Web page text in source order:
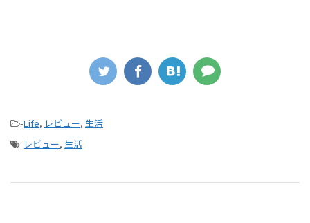
-Life, レビュー, 生活
- レビュー, 生活